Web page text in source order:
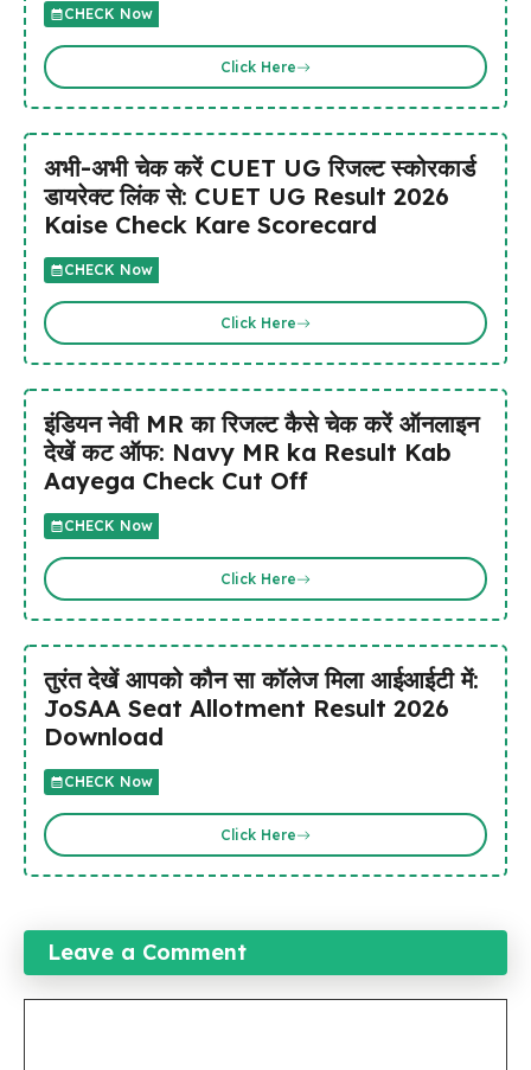
CHECK Now
Click Here
अभी-अभी चेक करें CUET UG रिजल्ट स्कोरकार्ड
डायरेक्ट लिंक से: CUET UG Result 2026
Kaise Check Kare Scorecard
CHECK Now
Click Here
इंडियन नेवी MR का रिजल्ट कैसे चेक करें ऑनलाइन
देखें कट ऑफ: Navy MR ka Result Kab
Aayega Check Cut Off
CHECK Now
Click Here
तुरंत देखें आपको कौन सा कॉलेज मिला आईआईटी में:
JoSAA Seat Allotment Result 2026
Download
CHECK Now
Click Here
Leave a Comment